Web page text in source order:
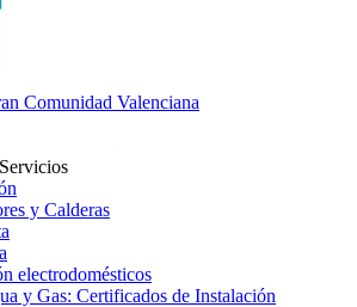
Comunidad Valenciana
y Calderas
electrodomésticos
y Gas: Certificados de Instalación